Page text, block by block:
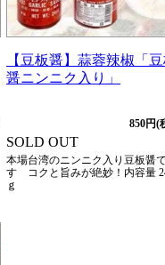
【豆板醤】蒜蓉辣椒「
醤ニンニク入り」
850円(
SOLD OUT
本場台湾のニンニク入り豆板醤
す コクと旨みが絶妙！内容量
ｇ